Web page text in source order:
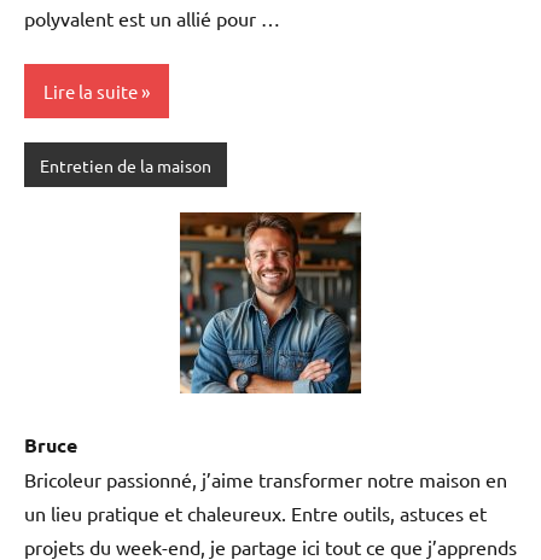
polyvalent est un allié pour …
Lire la suite
Entretien de la maison
Bruce
Bricoleur passionné, j’aime transformer notre maison en
un lieu pratique et chaleureux. Entre outils, astuces et
projets du week-end, je partage ici tout ce que j’apprends